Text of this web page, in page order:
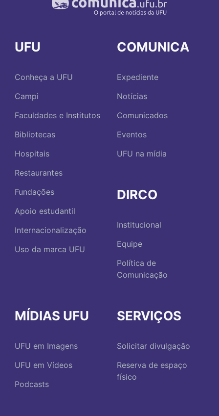
UFU
Conheça a UFU
Campi
Faculdades e Institutos
Bibliotecas
Hospitais
Restaurantes
Fundações
Apoio estudantil
Internacionalização
Uso da marca UFU
COMUNICA
Expediente
Notícias
Comunicados
Eventos
UFU na mídia
DIRCO
Institucional
Equipe
Política de
Comunicação
MÍDIAS UFU
UFU em Imagens
UFU em Vídeos
Podcasts
SERVIÇOS
Solicitar divulgação
Reserva de espaço
físico